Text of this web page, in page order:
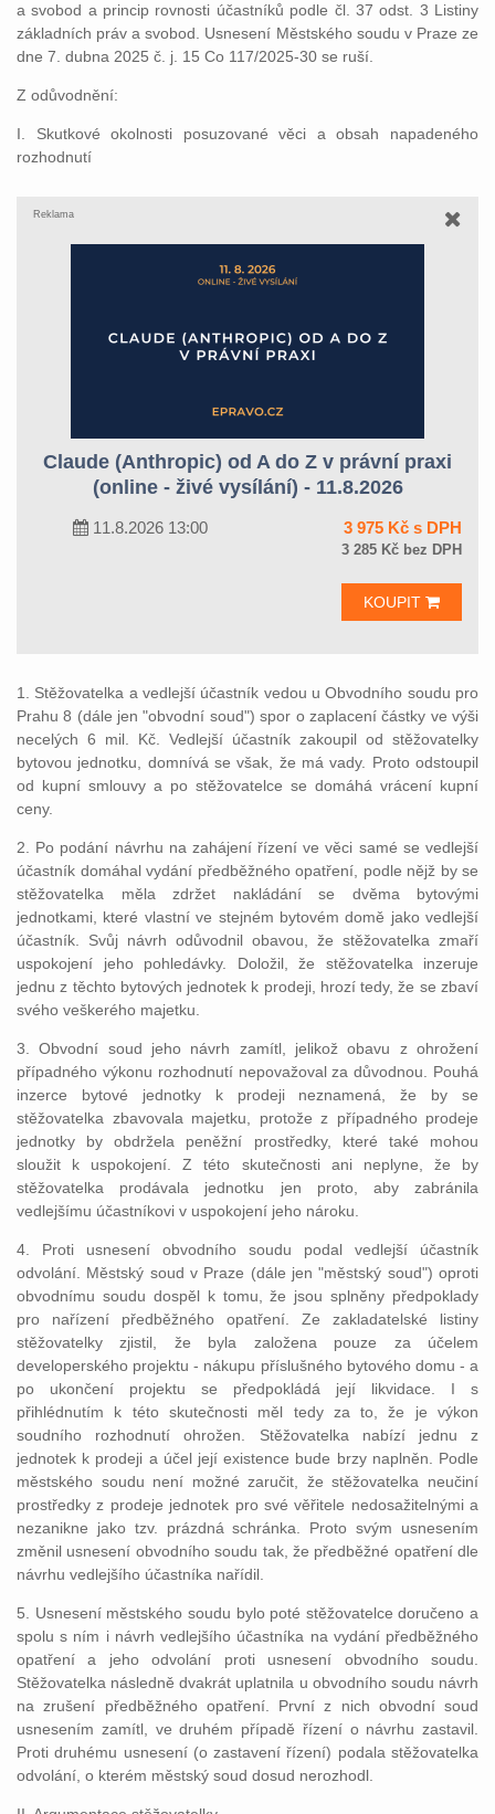
a svobod a princip rovnosti účastníků podle čl. 37 odst. 3 Listiny
základních práv a svobod. Usnesení Městského soudu v Praze ze
dne 7. dubna 2025 č. j. 15 Co 117/2025-30 se ruší.
Z odůvodnění:
I. Skutkové okolnosti posuzované věci a obsah napadeného
rozhodnutí
Reklama
Claude (Anthropic) od A do Z v právní praxi
(online - živé vysílání) - 11.8.2026
11.8.2026 13:00 3 975 Kč s DPH
3 285 Kč bez DPH
KOUPIT
1. Stěžovatelka a vedlejší účastník vedou u Obvodního soudu pro
Prahu 8 (dále jen "obvodní soud") spor o zaplacení částky ve výši
necelých 6 mil. Kč. Vedlejší účastník zakoupil od stěžovatelky
bytovou jednotku, domnívá se však, že má vady. Proto odstoupil
od kupní smlouvy a po stěžovatelce se domáhá vrácení kupní
ceny.
2. Po podání návrhu na zahájení řízení ve věci samé se vedlejší
účastník domáhal vydání předběžného opatření, podle nějž by se
stěžovatelka měla zdržet nakládání se dvěma bytovými
jednotkami, které vlastní ve stejném bytovém domě jako vedlejší
účastník. Svůj návrh odůvodnil obavou, že stěžovatelka zmaří
uspokojení jeho pohledávky. Doložil, že stěžovatelka inzeruje
jednu z těchto bytových jednotek k prodeji, hrozí tedy, že se zbaví
svého veškerého majetku.
3. Obvodní soud jeho návrh zamítl, jelikož obavu z ohrožení
případného výkonu rozhodnutí nepovažoval za důvodnou. Pouhá
inzerce bytové jednotky k prodeji neznamená, že by se
stěžovatelka zbavovala majetku, protože z případného prodeje
jednotky by obdržela peněžní prostředky, které také mohou
sloužit k uspokojení. Z této skutečnosti ani neplyne, že by
stěžovatelka prodávala jednotku jen proto, aby zabránila
vedlejšímu účastníkovi v uspokojení jeho nároku.
4. Proti usnesení obvodního soudu podal vedlejší účastník
odvolání. Městský soud v Praze (dále jen "městský soud") oproti
obvodnímu soudu dospěl k tomu, že jsou splněny předpoklady
pro nařízení předběžného opatření. Ze zakladatelské listiny
stěžovatelky zjistil, že byla založena pouze za účelem
developerského projektu - nákupu příslušného bytového domu - a
po ukončení projektu se předpokládá její likvidace. I s
přihlédnutím k této skutečnosti měl tedy za to, že je výkon
soudního rozhodnutí ohrožen. Stěžovatelka nabízí jednu z
jednotek k prodeji a účel její existence bude brzy naplněn. Podle
městského soudu není možné zaručit, že stěžovatelka neučiní
prostředky z prodeje jednotek pro své věřitele nedosažitelnými a
nezanikne jako tzv. prázdná schránka. Proto svým usnesením
změnil usnesení obvodního soudu tak, že předběžné opatření dle
návrhu vedlejšího účastníka nařídil.
5. Usnesení městského soudu bylo poté stěžovatelce doručeno a
spolu s ním i návrh vedlejšího účastníka na vydání předběžného
opatření a jeho odvolání proti usnesení obvodního soudu.
Stěžovatelka následně dvakrát uplatnila u obvodního soudu návrh
na zrušení předběžného opatření. První z nich obvodní soud
usnesením zamítl, ve druhém případě řízení o návrhu zastavil.
Proti druhému usnesení (o zastavení řízení) podala stěžovatelka
odvolání, o kterém městský soud dosud nerozhodl.